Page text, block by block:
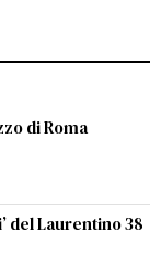
di Roma
del Laurentino 38